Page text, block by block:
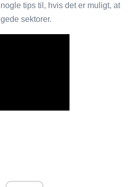
tips til, hvis det er muligt, at
sektorer.